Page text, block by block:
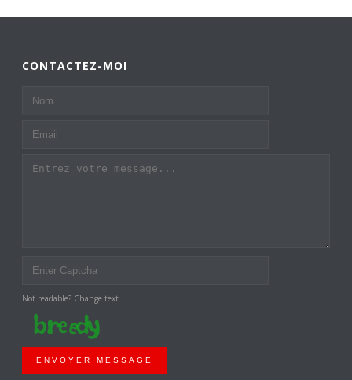
CONTACTEZ-MOI
Not readable? Change text.
ENVOYER MESSAGE